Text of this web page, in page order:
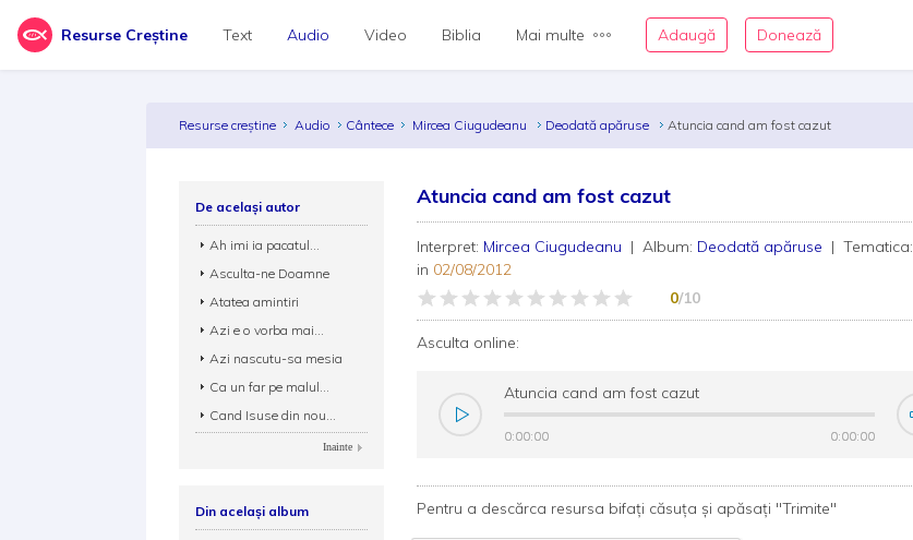
Resurse Creștine Text Audio Video Biblia Mai multe Adaugă Donează
Resurse creștine Audio Cântece Mircea Ciugudeanu Deodată apăruse Atuncia cand am fost cazut
Atuncia cand am fost cazut
Interpret: Mircea Ciugudeanu | Album: Deodată apăruse | Tematica:
in 02/08/2012
0/10
Asculta online:
Atuncia cand am fost cazut
0:00:00 0:00:00
0:00:00 0:00:00
Pentru a descărca resursa bifați căsuța și apăsați "Trimite"
De același autor
Ah imi ia pacatul...
Asculta-ne Doamne
Atatea amintiri
Azi e o vorba mai...
Azi nascutu-sa mesia
Ca un far pe malul...
Cand Isuse din nou...
Inainte
Din același album